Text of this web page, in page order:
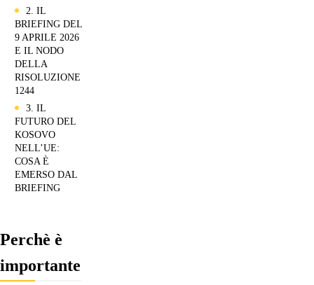
2. IL
BRIEFING DEL
9 APRILE 2026
E IL NODO
DELLA
RISOLUZIONE
1244
3. IL
FUTURO DEL
KOSOVO
NELL’UE:
COSA È
EMERSO DAL
BRIEFING
Perchè è
importante